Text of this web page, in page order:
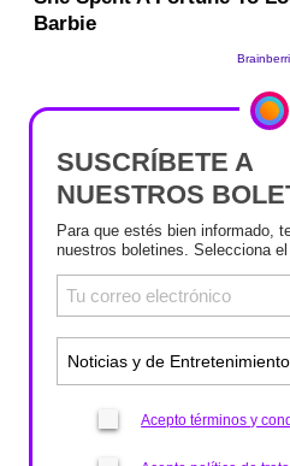
SUSCRÍBETE A
NUESTROS
Para que estés bien informado,
nuestros boletines. Selecciona
Acepto términos y